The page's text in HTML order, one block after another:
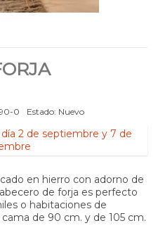
0 Estado: Nuevo
2 de septiembre y 7 de
en hierro con adorno de
de forja es perfecto
o habitaciones de
de 90 cm. y de 105 cm.